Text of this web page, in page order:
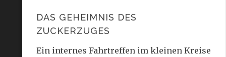
DAS GEHEIMNIS DES
ZUCKERZUGES
Ein internes Fahrtreffen im kleinen Kreise